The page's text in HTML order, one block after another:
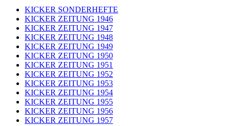
KICKER SONDERHEFTE
KICKER ZEITUNG 1946
KICKER ZEITUNG 1947
KICKER ZEITUNG 1948
KICKER ZEITUNG 1949
KICKER ZEITUNG 1950
KICKER ZEITUNG 1951
KICKER ZEITUNG 1952
KICKER ZEITUNG 1953
KICKER ZEITUNG 1954
KICKER ZEITUNG 1955
KICKER ZEITUNG 1956
KICKER ZEITUNG 1957